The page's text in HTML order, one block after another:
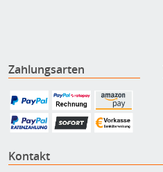
Zahlungsarten
Kontakt